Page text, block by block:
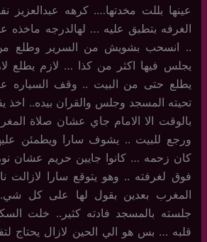
عينها بللت مخدتها…. كرهه
الغرفه بتطبق عليه … لهالدرجه ماخذه
.. انسحب بشويش من السرير وطلع من
يجلس فيها اكثر من كذا … لازم يطلع
يطلع حتى من البيت .. وقف السياره
تحيته المسجد وجلس والقران بيده..
بالوقت الا الامام جاي عشان صلاة
ورجع للبيت .. يشوف سارا ويطمئن
كان زحمه … كانوا جايين حريم عشان
فوق لغرفته .. وهو يتوقع سارا لازالت
المغرب بعدين بقول لها على كل
جلسته بالمسجد فادته كثير.. خلت
قلبه … بس هو الي الحين لازال يحتاج